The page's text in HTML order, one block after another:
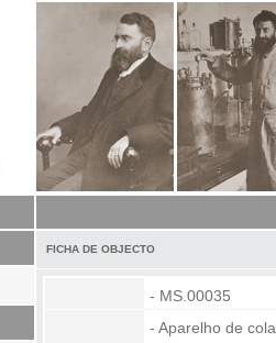
FICHA DE OBJECTO
- MS.00035
- Aparelho de